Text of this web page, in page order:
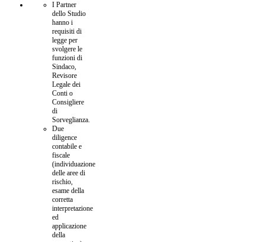
I Partner
dello Studio
hanno i
requisiti di
legge per
svolgere le
funzioni di
Sindaco,
Revisore
Legale dei
Conti o
Consigliere
di
Sorveglianza.
Due
diligence
contabile e
fiscale
(individuazione
delle aree di
rischio,
esame della
corretta
interpretazione
ed
applicazione
della